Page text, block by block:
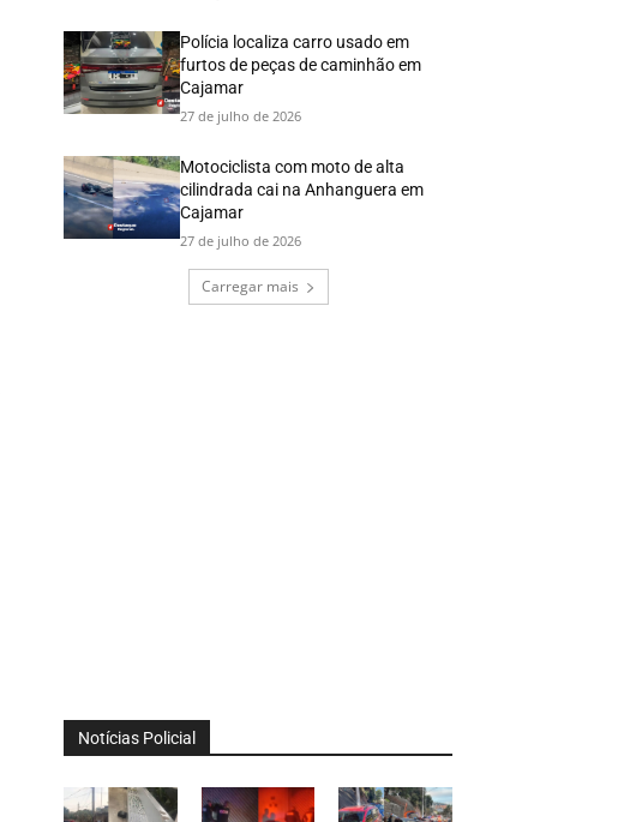
Polícia localiza carro usado em
furtos de peças de caminhão em
Cajamar
27 de julho de 2026
Motociclista com moto de alta
cilindrada cai na Anhanguera em
Cajamar
27 de julho de 2026
Carregar mais
Notícias Policial